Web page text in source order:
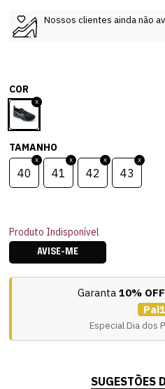
Nossos clientes ainda não
COR
TAMANHO
40 41 42 43
Produto Indisponível
AVISE-ME
Garanta 10% OFF
Especial Dia dos
SUGESTÕES